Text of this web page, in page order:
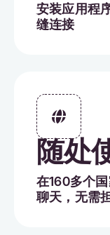
安装应用程
缝连接
随处
在160多个
聊天，无需